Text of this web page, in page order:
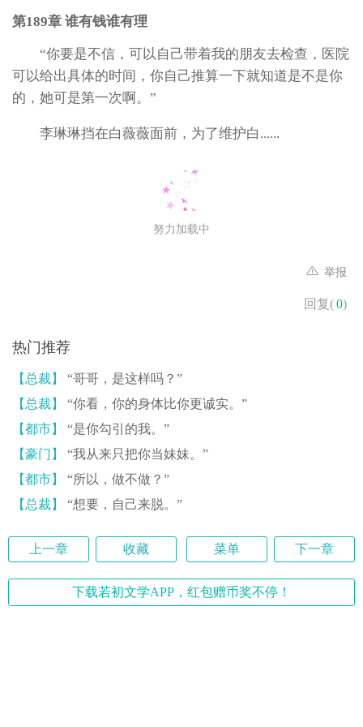
第189章 谁有钱谁有理
“你要是不信，可以自己带着我的朋友去检查，医院
可以给出具体的时间，你自己推算一下就知道是不是你
的，她可是第一次啊。”
李琳琳挡在白薇薇面前，为了维护白......
努力加载中
举报
回复(0)
热门推荐
【总裁】
“哥哥，是这样吗？”
【总裁】
“你看，你的身体比你更诚实。”
【都市】
“是你勾引的我。”
【豪门】
“我从来只把你当妹妹。”
【都市】
“所以，做不做？”
【总裁】
“想要，自己来脱。”
上一章 收藏 菜单 下一章
下载若初文学APP，红包赠币奖不停！